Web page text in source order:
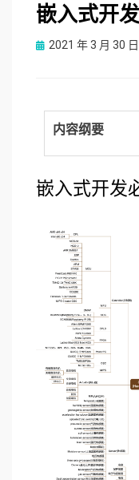
嵌入式开
Posted
2021 年 3 月 30 日
内容纲要
嵌入式开发